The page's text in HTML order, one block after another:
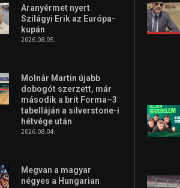
Aranyérmet nyert
Szilágyi Erik az Európa-
kupán
2026.08.05.
Molnár Martin újabb
dobogót szerzett, már
második a brit Forma–3
tabelláján a silverstone-i
hétvége után
2026.08.04.
Megvan a magyar
négyes a Hungarian